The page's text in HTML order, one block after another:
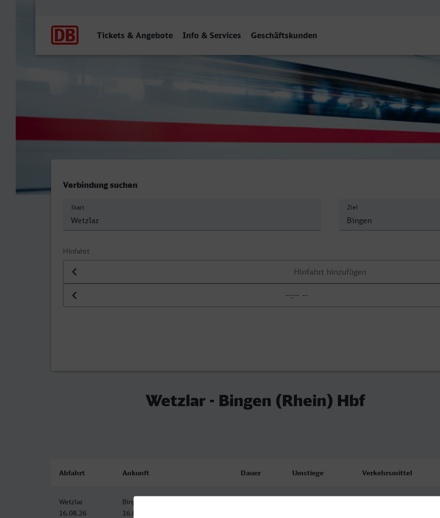
Tickets & Angebote Info & Services Geschäftskunden
Wetzlar - Bingen (Rhein) Hbf
Verbindung suchen
Start Ziel
Hinfahrt
Datum der Hinfahrt
Uhrzeit der Hinfahrt
Wetzlar - Bingen (Rhein) Hbf
Abfahrt Ankunft Dauer Umstiege Verkehrsmittel
Wetzlar
16.08.26
Bingen (Rhein) Hbf
16.08.26